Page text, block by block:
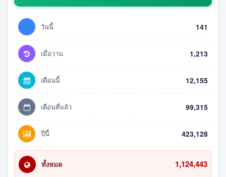
วันนี้ 141
เมื่อวาน 1,213
เดือนนี้ 12,155
เดือนที่แล้ว 99,315
ปีนี้ 423,128
ทั้งหมด 1,124,443